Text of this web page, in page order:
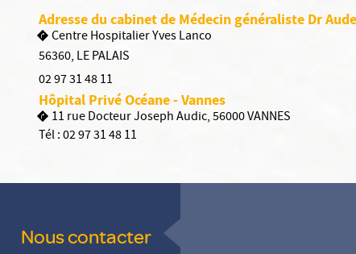
Adresse du cabinet de Médecin généraliste Dr
Centre Hospitalier Yves Lanco
56360, LE PALAIS
02 97 31 48 11
Hôpital Privé Océane - Vannes
11 rue Docteur Joseph Audic, 56000 VANNES
Tél :02 97 31 48 11
Nous contacter